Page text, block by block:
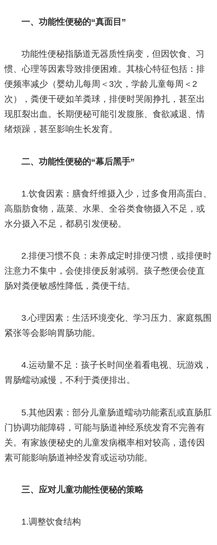
一、功能性便秘的“真面目”
功能性便秘指肠道无器质性病变，但因饮食、习
惯、心理等因素导致排便困难。其核心特征包括：排
便频率减少（婴幼儿每周＜3次，学龄儿童每周＜2
次），粪便干硬如羊粪球，排便时哭闹挣扎，甚至出
现肛裂出血。长期便秘可能引发腹胀、食欲减退、情
绪烦躁，甚至影响生长发育。
二、功能性便秘的“幕后黑手”
1.饮食因素：膳食纤维摄入少，过多食用高蛋白、
高脂肪食物，蔬菜、水果、全谷类食物摄入不足，或
水分摄入不足，都易引发便秘。
2.排便习惯不良：未养成定时排便习惯，或排便时
注意力不集中，会使排便反射减弱。孩子憋便会使直
肠对粪便敏感性降低，粪便干结。
3.心理因素：生活环境变化、学习压力、家庭氛围
紧张等会影响胃肠功能。
4.运动量不足：孩子长时间坐着看电视、玩游戏，
胃肠蠕动减慢，不利于粪便排出。
5.其他因素：部分儿童肠道蠕动功能紊乱或直肠肛
门协调功能障碍，可能与肠道神经系统发育不完善有
关。有家族便秘史的儿童发病概率相对较高，遗传因
素可能影响肠道神经发育或运动功能。
三、应对儿童功能性便秘的策略
1.调整饮食结构